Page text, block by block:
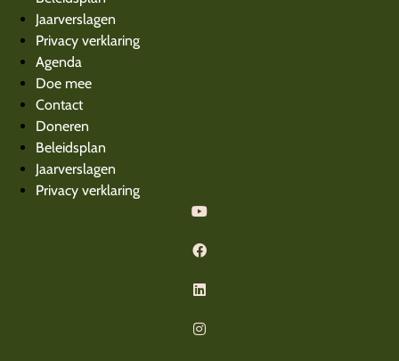
Jaarverslagen
Privacy verklaring
Agenda
Doe mee
Contact
Doneren
Beleidsplan
Jaarverslagen
Privacy verklaring